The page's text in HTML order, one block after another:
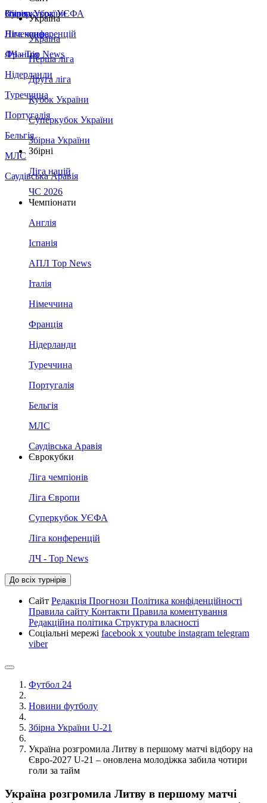
Збірна України
Італія
Німеччина
Франція
Нідерланди
Туреччина
Португалія
Бельгія
МЛС
Саудівська Аравія
Суперкубок УЄФА
Ліга конференцій
ЛЧ - Top News
Україна
Україна
Перша ліга
Друга ліга
Кубок України
Суперкубок України
Збірна України
Збірні
Ліга націй
ЧС 2026
Чемпіонати
Англія
Іспанія
АПЛ Top News
Італія
Німеччина
Франція
Нідерланди
Туреччина
Португалія
Бельгія
МЛС
Саудівська Аравія
Єврокубки
Ліга чемпіонів
Ліга Європи
Суперкубок УЄФА
Ліга конференцій
ЛЧ - Top News
До всіх турнірів
Сайт Редакція Прогнози Політика конфіденційності
Правила сайту Контакти Правила коментування
Редакційна політика Структура власності
Соціальні мережі facebook x youtube instagram telegram
viber
Футбол 24
Новини футболу
Збірна України U-21
Україна розгромила Литву в першому матчі відбору на
Євро-2027 U-21 – оновлена молодіжка забила чотири
голи за тайм
Україна розгромила Литву в першому матчі